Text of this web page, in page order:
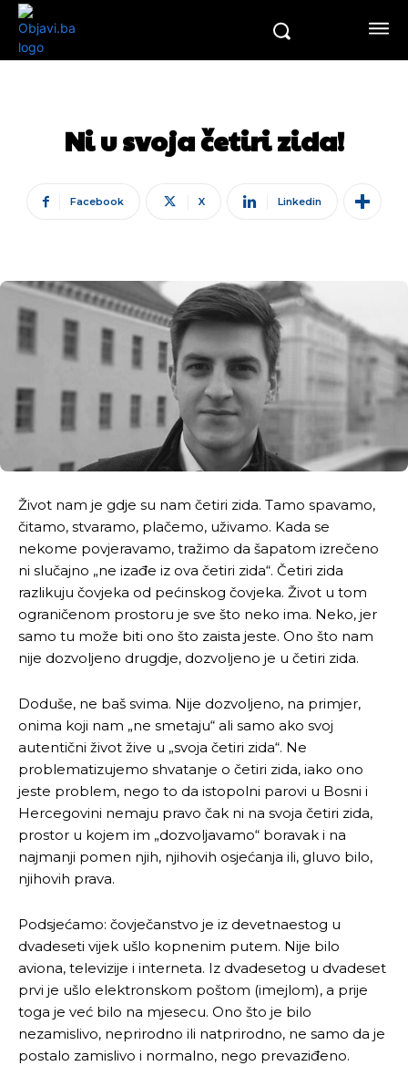
Ni u svoja četiri zida!
Facebook X Linkedin
Život nam je gdje su nam četiri zida. Tamo spavamo,
čitamo, stvaramo, plačemo, uživamo. Kada se
nekome povjeravamo, tražimo da šapatom izrečeno
ni slučajno „ne izađe iz ova četiri zida“. Četiri zida
razlikuju čovjeka od pećinskog čovjeka. Život u tom
ograničenom prostoru je sve što neko ima. Neko, jer
samo tu može biti ono što zaista jeste. Ono što nam
nije dozvoljeno drugdje, dozvoljeno je u četiri zida.
Doduše, ne baš svima. Nije dozvoljeno, na primjer,
onima koji nam „ne smetaju“ ali samo ako svoj
autentični život žive u „svoja četiri zida“. Ne
problematizujemo shvatanje o četiri zida, iako ono
jeste problem, nego to da istopolni parovi u Bosni i
Hercegovini nemaju pravo čak ni na svoja četiri zida,
prostor u kojem im „dozvoljavamo“ boravak i na
najmanji pomen njih, njihovih osjećanja ili, gluvo bilo,
njihovih prava.
Podsjećamo: čovječanstvo je iz devetnaestog u
dvadeseti vijek ušlo kopnenim putem. Nije bilo
aviona, televizije i interneta. Iz dvadesetog u dvadeset
prvi je ušlo elektronskom poštom (imejlom), a prije
toga je već bilo na mjesecu. Ono što je bilo
nezamislivo, neprirodno ili natprirodno, ne samo da je
postalo zamislivo i normalno, nego prevaziđeno.